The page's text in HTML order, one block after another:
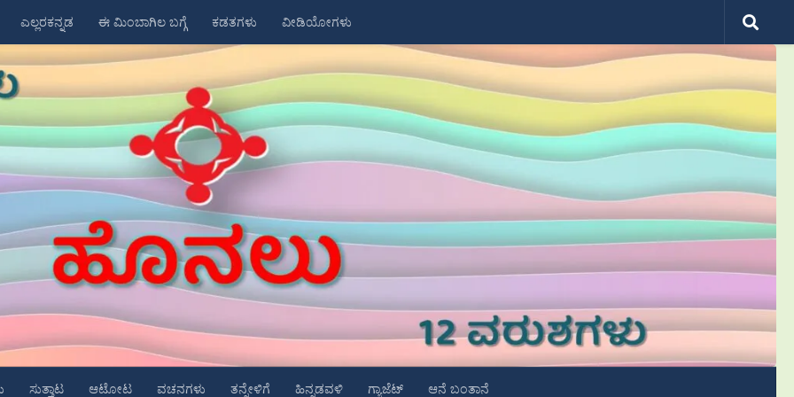
ಎಲ್ಲರಕನ್ನಡ ಈ ಮಿಂಬಾಗಿಲ ಬಗ್ಗೆ ಕಡತಗಳು ವೀಡಿಯೋಗಳು
ಸುತ್ತಾಟ ಆಟೋಟ ವಚನಗಳು ತನ್ನೇಳಿಗೆ ಹಿನ್ನಡವಳಿ ಗ್ಯಾಜೆಟ್ ಆನೆ ಬಂತಾನೆ